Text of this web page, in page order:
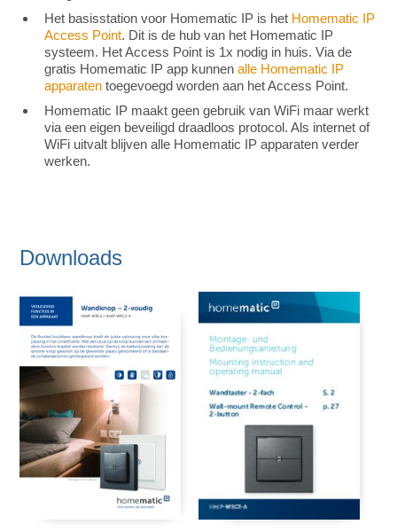
Het basisstation voor Homematic IP is het Homematic IP
Access Point. Dit is de hub van het Homematic IP
systeem. Het Access Point is 1x nodig in huis. Via de
gratis Homematic IP app kunnen alle Homematic IP
apparaten toegevoegd worden aan het Access Point.
Homematic IP maakt geen gebruik van WiFi maar werkt
via een eigen beveiligd draadloos protocol. Als internet of
WiFi uitvalt blijven alle Homematic IP apparaten verder
werken.
Downloads